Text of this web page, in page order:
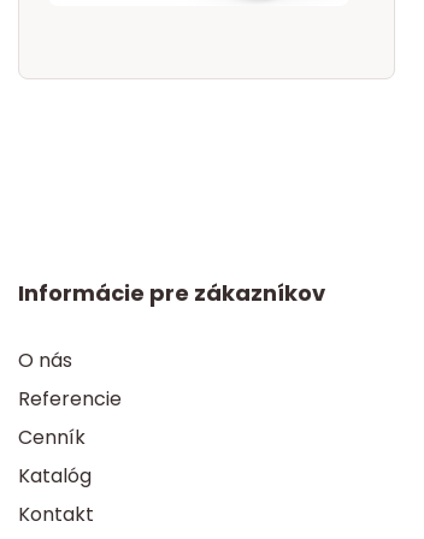
Informácie pre zákazníkov
O nás
Referencie
Cenník
Katalóg
Kontakt